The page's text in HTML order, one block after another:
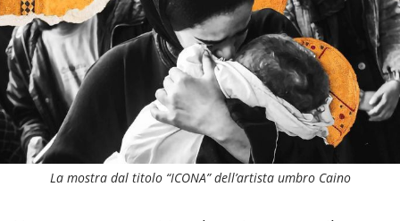
La mostra dal titolo “ICONA” dell’artista umbro Caino